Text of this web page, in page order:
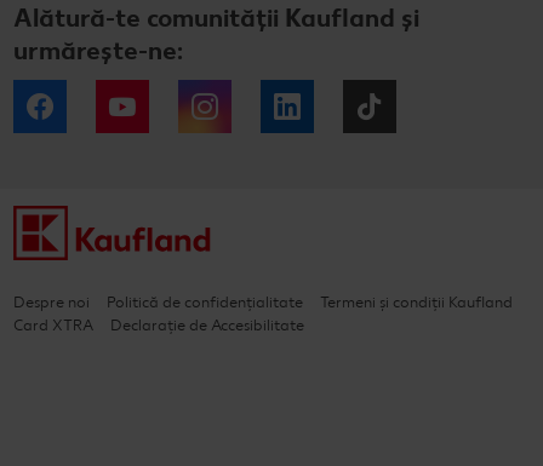
Alătură-te comunității Kaufland și
urmărește-ne:
Facebook YouTube Instagram LinkedIn
Despre noi Politică de confidențialitate
Termeni și condiții Kaufland
Card XTRA
Declarație de Accesibilitate